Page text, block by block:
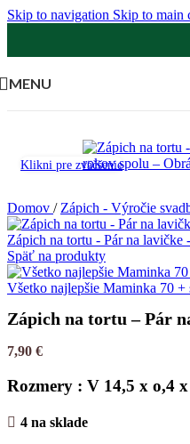
Skip to navigation Skip to main
MENU
Klikni pre zväčšenie
Domov / Zápich - Výročie
Zápich na tortu - Pár na lavičke
Späť na produkty
Všetko najlepšie Maminka 70 +
Zápich na tortu – Pár
7,90 €
Rozmery : V 14,5 x o,4
4 na sklade